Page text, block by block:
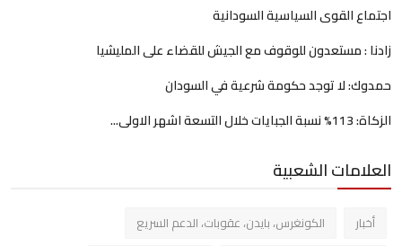
اجتماع القوى السياسية السودانية
زادنا : مستعدون للوقوف مع الجيش للقضاء على المليشيا
حمدوك: لا توجد حكومة شرعية في السودان
الزكاة: 113% نسبة الجبايات خلال التسعة اشهر الاولى...
العلامات الشعبية
أخبار
الكونغرس، بايدن، عقوبات، الدعم السريع